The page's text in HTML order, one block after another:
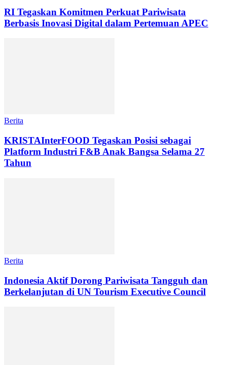
RI Tegaskan Komitmen Perkuat Pariwisata
Berbasis Inovasi Digital dalam Pertemuan APEC
Berita
KRISTAInterFOOD Tegaskan Posisi sebagai
Platform Industri F&B Anak Bangsa Selama 27
Tahun
Berita
Indonesia Aktif Dorong Pariwisata Tangguh dan
Berkelanjutan di UN Tourism Executive Council